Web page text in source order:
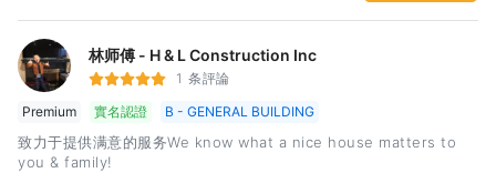
林师傅 - H & L Construction Inc
1 条評論
Premium
實名認證 B - GENERAL BUILDING
致力于提供满意的服务We know what a nice house matters to
you & family!